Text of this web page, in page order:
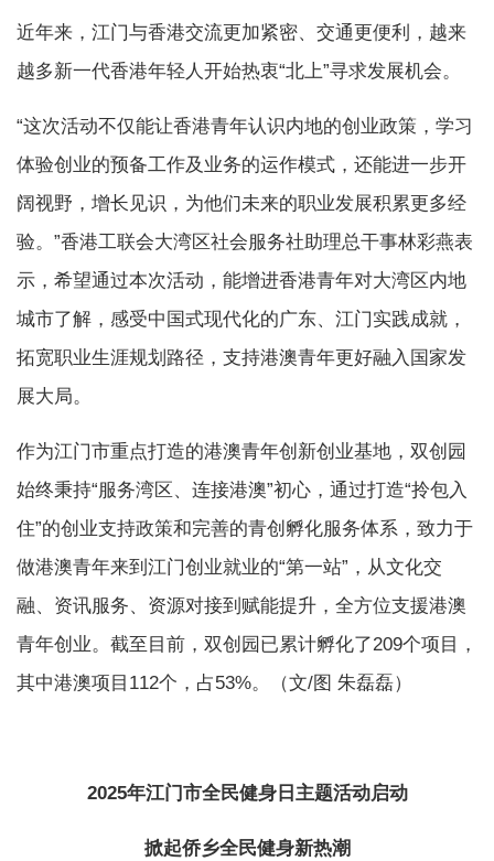
近年来，江门与香港交流更加紧密、交通更便利，越来
越多新一代香港年轻人开始热衷“北上”寻求发展机会。
“这次活动不仅能让香港青年认识内地的创业政策，学习
体验创业的预备工作及业务的运作模式，还能进一步开
阔视野，增长见识，为他们未来的职业发展积累更多经
验。”香港工联会大湾区社会服务社助理总干事林彩燕表
示，希望通过本次活动，能增进香港青年对大湾区内地
城市了解，感受中国式现代化的广东、江门实践成就，
拓宽职业生涯规划路径，支持港澳青年更好融入国家发
展大局。
作为江门市重点打造的港澳青年创新创业基地，双创园
始终秉持“服务湾区、连接港澳”初心，通过打造“拎包入
住”的创业支持政策和完善的青创孵化服务体系，致力于
做港澳青年来到江门创业就业的“第一站”，从文化交
融、资讯服务、资源对接到赋能提升，全方位支援港澳
青年创业。截至目前，双创园已累计孵化了209个项目，
其中港澳项目112个，占53%。（文/图 朱磊磊）
2025年江门市全民健身日主题活动启动
掀起侨乡全民健身新热潮